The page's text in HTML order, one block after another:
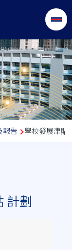
報告 學校發展津貼
計劃